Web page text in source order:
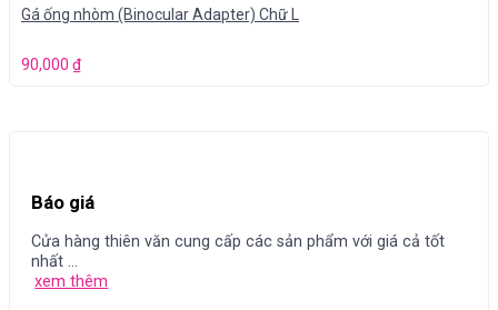
Gá ống nhòm (Binocular Adapter) Chữ L
90,000 ₫
Báo giá
Cửa hàng thiên văn cung cấp các sản phẩm với giá cả tốt
nhất ...
xem thêm